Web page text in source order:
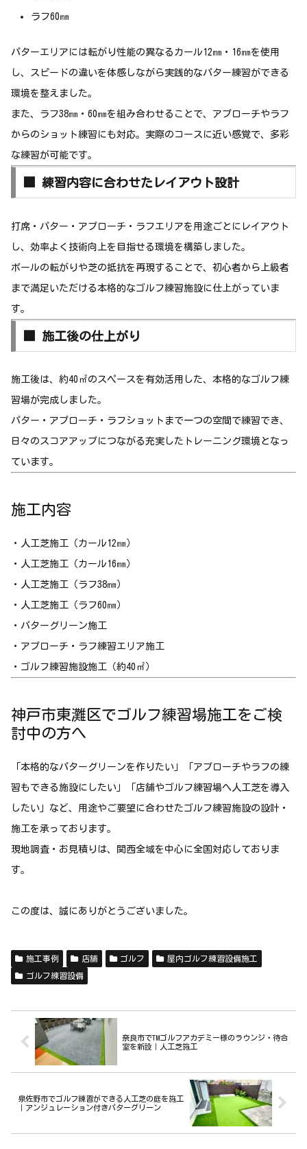
ラフ60㎜
パターエリアには転がり性能の異なるカール12㎜・16㎜を使用
し、スピードの違いを体感しながら実践的なパター練習ができる
環境を整えました。
また、ラフ38㎜・60㎜を組み合わせることで、アプローチやラフ
からのショット練習にも対応。実際のコースに近い感覚で、多彩
な練習が可能です。
■ 練習内容に合わせたレイアウト設計
打席・パター・アプローチ・ラフエリアを用途ごとにレイアウト
し、効率よく技術向上を目指せる環境を構築しました。
ボールの転がりや芝の抵抗を再現することで、初心者から上級者
まで満足いただける本格的なゴルフ練習施設に仕上がっていま
す。
■ 施工後の仕上がり
施工後は、約40㎡のスペースを有効活用した、本格的なゴルフ練
習場が完成しました。
パター・アプローチ・ラフショットまで一つの空間で練習でき、
日々のスコアアップにつながる充実したトレーニング環境となっ
ています。
施工内容
・人工芝施工（カール12㎜）
・人工芝施工（カール16㎜）
・人工芝施工（ラフ38㎜）
・人工芝施工（ラフ60㎜）
・パターグリーン施工
・アプローチ・ラフ練習エリア施工
・ゴルフ練習施設施工（約40㎡）
神戸市東灘区でゴルフ練習場施工をご検
討中の方へ
「本格的なパターグリーンを作りたい」「アプローチやラフの練
習もできる施設にしたい」「店舗やゴルフ練習場へ人工芝を導入
したい」など、用途やご要望に合わせたゴルフ練習施設の設計・
施工を承っております。
現地調査・お見積りは、関西全域を中心に全国対応しておりま
す。
この度は、誠にありがとうございました。
施工事例 店舗 ゴルフ 屋内ゴルフ練習設備施工
ゴルフ練習設備
奈良市でTMゴルフアカデミー様のラウンジ・待合
室を新設｜人工芝施工
泉佐野市でゴルフ練習ができる人工芝の庭を施工
｜アンジュレーション付きパターグリーン